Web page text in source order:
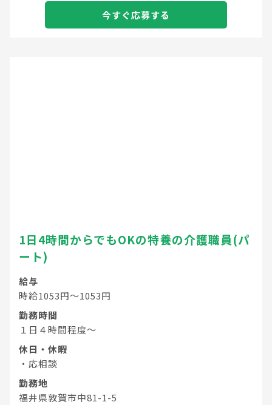
今すぐ応募する
1日4時間からでもOKの特養の介護職員(パ
ート)
給与
時給1053円～1053円
勤務時間
１日４時間程度～
休日・休暇
・応相談
勤務地
福井県敦賀市中81-1-5